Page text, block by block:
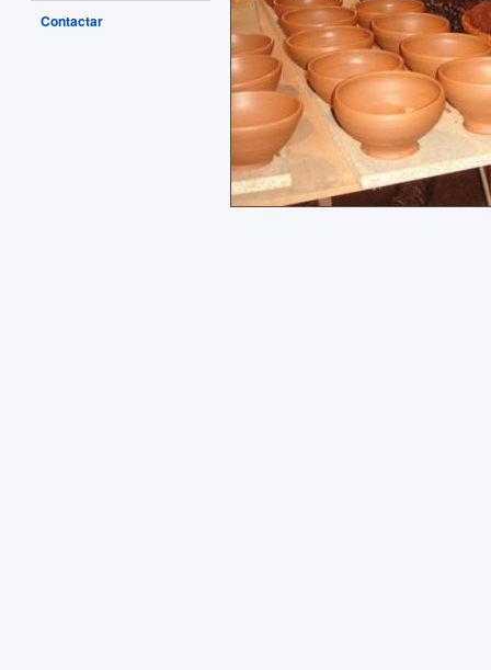
Contactar